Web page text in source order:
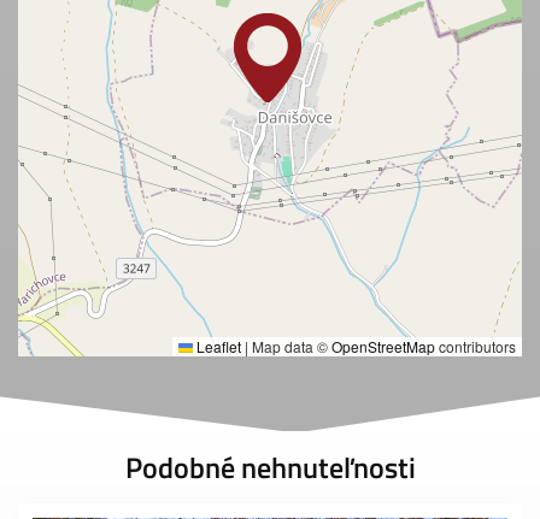
Leaflet | Map data ©OpenStreetMapcontributors
Podobné nehnuteľnosti